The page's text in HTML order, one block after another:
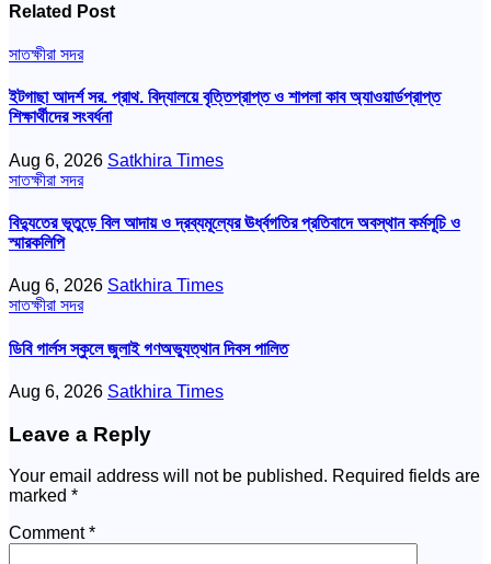
Related Post
সাতক্ষীরা সদর
ইটগাছা আদর্শ সর. প্রাথ. বিদ্যালয়ে বৃত্তিপ্রাপ্ত ও শাপলা কাব অ্যাওয়ার্ডপ্রাপ্ত
শিক্ষার্থীদের সংবর্ধনা
Aug 6, 2026 Satkhira Times
সাতক্ষীরা সদর
বিদ্যুতের ভূতুড়ে বিল আদায় ও দ্রব্যমূল্যের ঊর্ধ্বগতির প্রতিবাদে অবস্থান কর্মসূচি ও
স্মারকলিপি
Aug 6, 2026 Satkhira Times
সাতক্ষীরা সদর
ডিবি গার্লস স্কুলে জুলাই গণঅভ্যুত্থান দিবস পালিত
Aug 6, 2026 Satkhira Times
Leave a Reply
Your email address will not be published. Required fields are
marked *
Comment*